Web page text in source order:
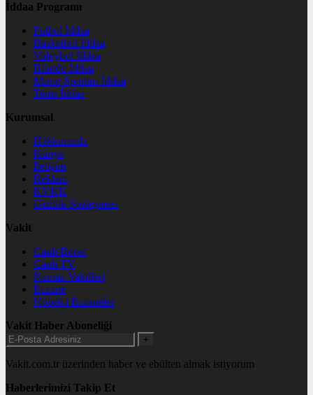
İddaa Programı
Futbol İddaa
Basketbol İddaa
Voleybol İddaa
Bilardo İddaa
Motor Sporları İddaa
Tenis İddaa
Kurumsal
Hakkımızda
Künye
İletişim
Reklam
KVKK
Gizlilik Sözleşmesi
Vakit
Canlı Borsa
Canlı TV
Namaz Vakitleri
Eczane
Nöbetçi Eczaneler
Vakit Haber Aboneliği
+
Vakit.com.tr üzerinden haber ve ebülten almak istiyorum
Haberlerimizi Takip Et